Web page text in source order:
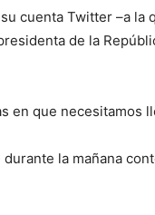
cuenta Twitter –a
de la
que necesitamos
la mañana